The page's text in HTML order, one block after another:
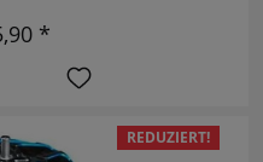
*
REDUZIERT!